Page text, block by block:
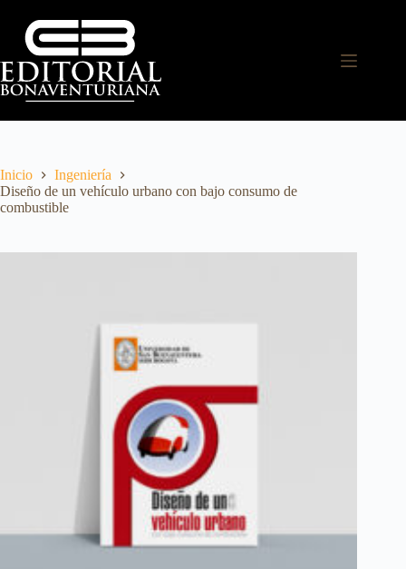
Inicio
Ingeniería
Diseño de un vehículo urbano con bajo consumo de
combustible